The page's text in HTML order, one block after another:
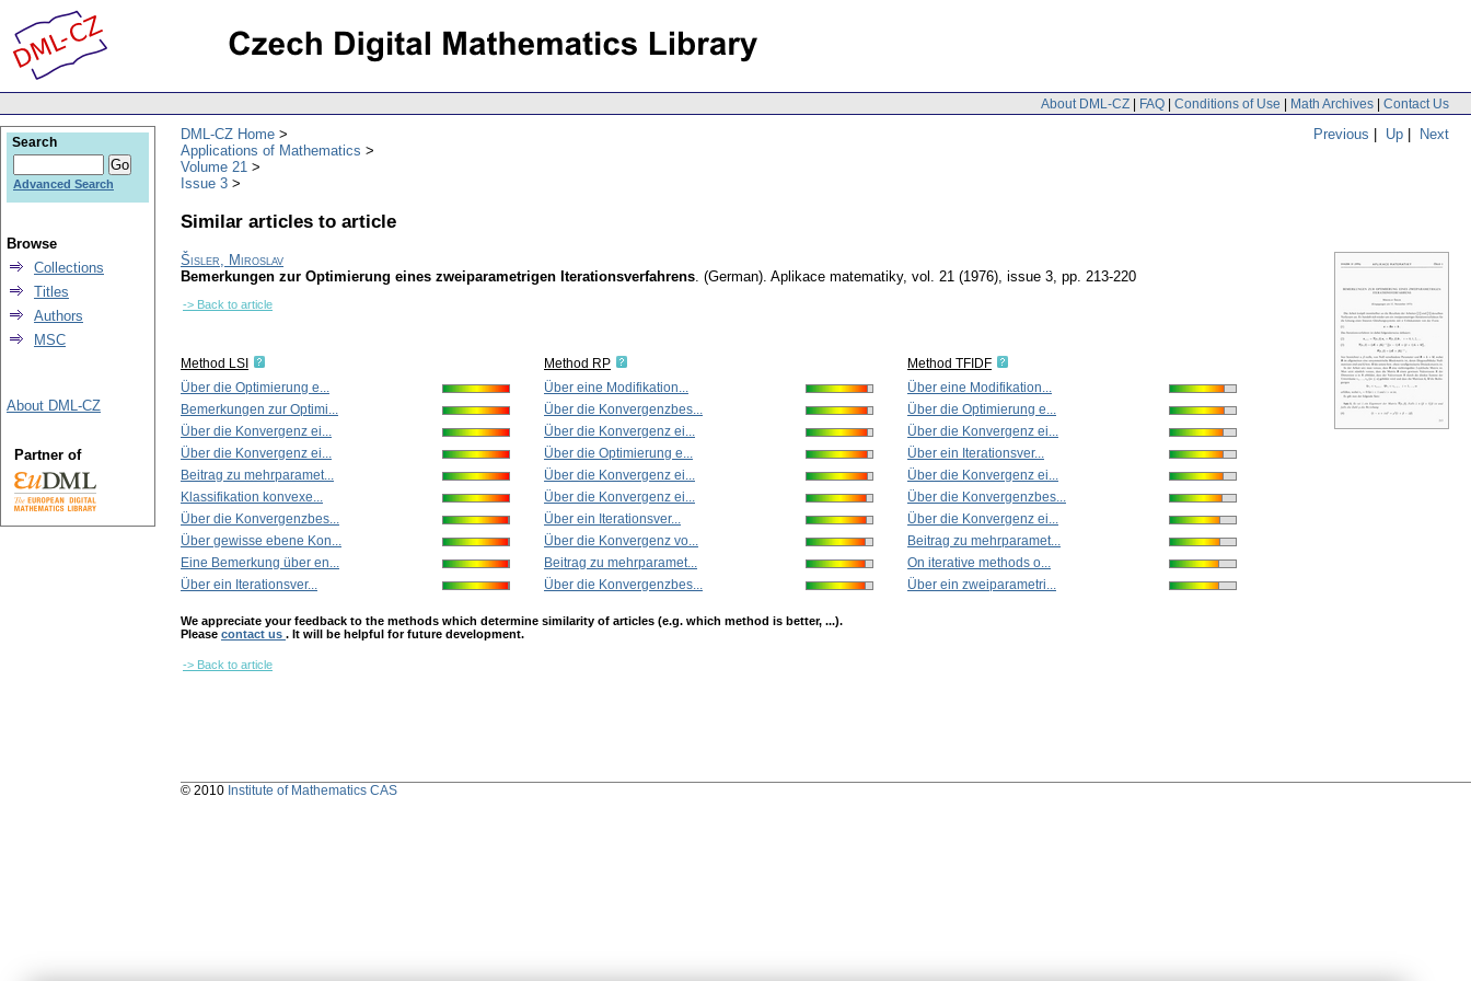
About DML-CZ | FAQ | Conditions of Use | Math Archives | Contact Us
Previous | Up | Next
DML-CZ Home
Applications of Mathematics
Volume 21
Issue 3
Similar articles to article
Šisler, Miroslav
Bemerkungen zur Optimierung eines zweiparametrigen Iterationsverfahrens. (German). Aplikace matematiky, vol. 21 (1976), issue 3, pp. 213-220
-> Back to article
Method LSI
Über die Optimierung e...
Bemerkungen zur Optimi...
Über die Konvergenz ei...
Über die Konvergenz ei...
Beitrag zu mehrparamet...
Klassifikation konvexe...
Über die Konvergenzbes...
Über gewisse ebene Kon...
Eine Bemerkung über en...
Über ein Iterationsver...
Method RP
Über eine Modifikation...
Über die Konvergenzbes...
Über die Konvergenz ei...
Über die Optimierung e...
Über die Konvergenz ei...
Über die Konvergenz ei...
Über ein Iterationsver...
Über die Konvergenz vo...
Beitrag zu mehrparamet...
Über die Konvergenzbes...
Method TFIDF
Über eine Modifikation...
Über die Optimierung e...
Über die Konvergenz ei...
Über ein Iterationsver...
Über die Konvergenz ei...
Über die Konvergenzbes...
Über die Konvergenz ei...
Beitrag zu mehrparamet...
On iterative methods o...
Über ein zweiparametri...
We appreciate your feedback to the methods which determine similarity of articles (e.g. which method is better, ...).
Please contact us . It will be helpful for future development.
-> Back to article
Search
Advanced Search
Browse
Collections
Titles
Authors
MSC
About DML-CZ
Partner of
© 2010 Institute of Mathematics CAS